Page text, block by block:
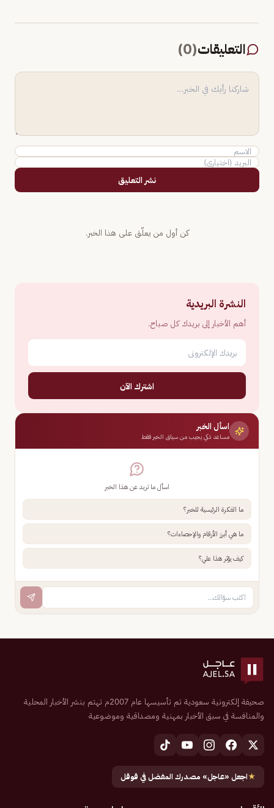
التعليقات(
0
)
نشر التعليق
كن أول من يعلّق على هذا الخبر.
النشرة البريدية
أهم الأخبار إلى بريدك كل صباح.
اشترك الآن
اسأل الخبر
مساعد ذكي يجيب من سياق الخبر فقط
اسأل ما تريد عن هذا الخبر
ما الفكرة الرئيسية للخبر؟
ما هي أبرز الأرقام والإحصاءات؟
كيف يؤثر هذا علي؟
صحيفة إلكترونية سعودية تم تأسيسها عام 2007م تهتم بنشر الأخبار المحلية
والمنافسة في سبق الأخبار بمهنية ومصداقية وموضوعية
★اجعل «عاجل» مصدرك المفضل في قوقل